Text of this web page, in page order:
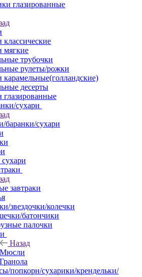
глазированные
мягкие
трубочки
рулеты/рожки
карамельные(голландские)
десерты
глазированные
сухари
баранки/сухари
завтраки
звездочки/колечки
батончики
палочки
Назад
Мюсли
Гранола
попкорн/сухарики/крендельки/